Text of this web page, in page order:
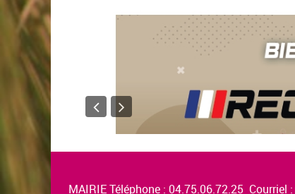
MAIRIE Téléphone : 04.75.06.72.25 Courriel :